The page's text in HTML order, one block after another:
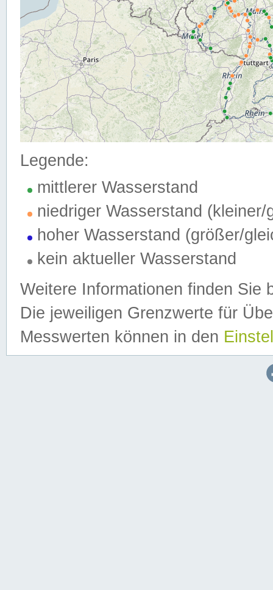
Legende:
mittlerer Wasserstand
niedriger Wasserstand (kleiner/
hoher Wasserstand (größer/
kein aktueller Wasserstand
Weitere Informationen finden Sie
Die jeweiligen Grenzwerte für
Messwerten können in den